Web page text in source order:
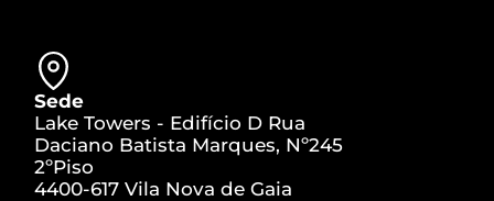
Sede
Lake Towers - Edifício D Rua
Daciano Batista Marques, Nº245
2ºPiso
4400-617 Vila Nova de Gaia